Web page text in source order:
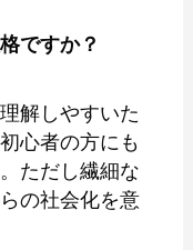
ですか？
解しやすいた
心者の方にも
ただし繊細な
の社会化を意